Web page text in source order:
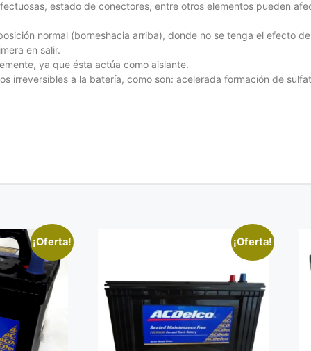
estado de conectores, entre otros elementos pueden
normal (borneshacia arriba), donde no se tenga el efecto
en salir.
ya que ésta actúa como aislante.
irreversibles a la batería, como son: acelerada formación de
¡Oferta! ¡Oferta!